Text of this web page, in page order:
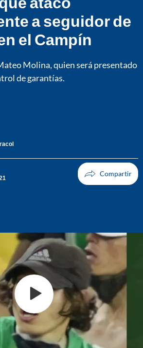
a seguidor de
el Campín
Molina, quien será presentado
de garantías.